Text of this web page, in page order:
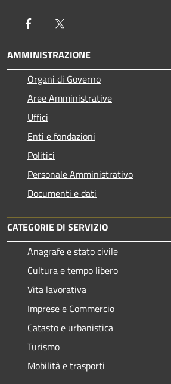
Facebook
AMMINISTRAZIONE
Organi di Governo
Aree Amministrative
Uffici
Enti e fondazioni
Politici
Personale Amministrativo
Documenti e dati
CATEGORIE DI SERVIZIO
Anagrafe e stato civile
Cultura e tempo libero
Vita lavorativa
Imprese e Commercio
Catasto e urbanistica
Turismo
Mobilità e trasporti